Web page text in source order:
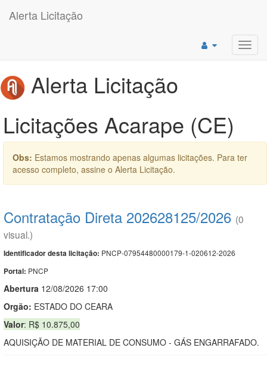
Alerta Licitação
Alerta Licitação
Licitações Acarape (CE)
Obs: Estamos mostrando apenas algumas licitações. Para ter
acesso completo, assine o Alerta Licitação.
Contratação Direta 202628125/2026 (0
visual.)
Identificador desta licitação: PNCP-07954480000179-1-020612-2026
Portal: PNCP
Abertura 12/08/2026 17:00
Orgão: ESTADO DO CEARA
Valor: R$ 10.875,00
AQUISIÇÃO DE MATERIAL DE CONSUMO - GÁS ENGARRAFADO.